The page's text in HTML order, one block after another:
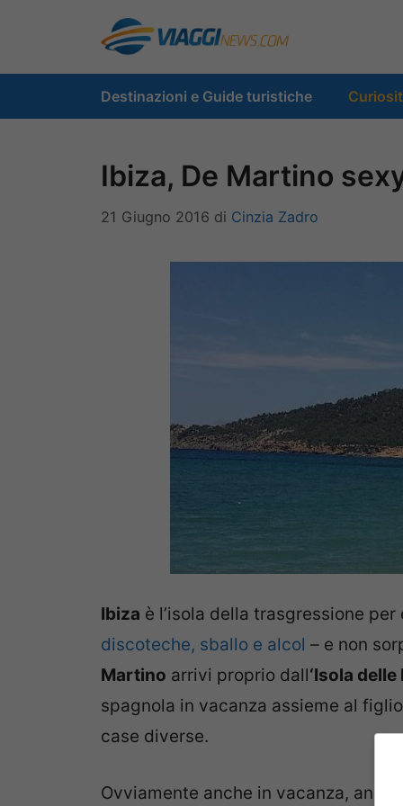
contenuto
Destinazioni e Guide turistiche
Ibiza, De Martino
21 Giugno 2016 di Cinzia Zadro
Ibiza è l’isola della trasgressione per
discoteche, sballo e alcol – e non
Martino arrivi proprio dall‘Isola delle
spagnola in vacanza assieme al
case diverse.
Ovviamente anche in vacanza, anzi